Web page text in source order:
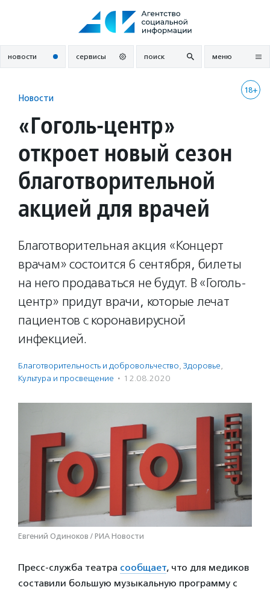
новости сервисы поиск меню
18+
Новости
«Гоголь-центр»
откроет новый сезон
благотворительной
акцией для врачей
Благотворительная акция «Концерт
врачам» состоится 6 сентября, билеты
на него продаваться не будут. В «Гоголь-
центр» придут врачи, которые лечат
пациентов с коронавирусной
инфекцией.
Благотвори­тель­ность и доброволь­чест­во, Здоровье,
Культура и просвещение · 12.08.2020
Евгений Одиноков / РИА Новости
Пресс-служба театра сообщает, что для медиков
составили большую музыкальную программу с